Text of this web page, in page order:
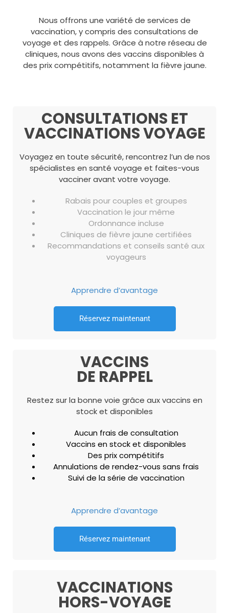
Nous offrons une variété de services de
vaccination, y compris des consultations de
voyage et des rappels. Grâce à notre réseau de
cliniques, nous avons des vaccins disponibles à
des prix compétitifs, notamment la fièvre jaune.
CONSULTATIONS ET
VACCINATIONS VOYAGE
Voyagez en toute sécurité, rencontrez l’un de nos
spécialistes en santé voyage et faites-vous
vacciner avant votre voyage.
Rabais pour couples et groupes
Vaccination le jour même
Ordonnance incluse
Cliniques de fièvre jaune certifiées
Recommandations et conseils santé aux
voyageurs
Apprendre d’avantage
Réservez maintenant
VACCINS
DE RAPPEL
Restez sur la bonne voie grâce aux vaccins en
stock et disponibles
Aucun frais de consultation
Vaccins en stock et disponibles
Des prix compétitifs
Annulations de rendez-vous sans frais
Suivi de la série de vaccination
Apprendre d’avantage
Réservez maintenant
VACCINATIONS
HORS-VOYAGE